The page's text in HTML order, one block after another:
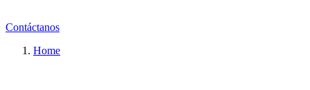
Contáctanos
Home